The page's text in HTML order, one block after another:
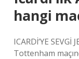
hangi
ICARDİ’YE
Tottenham